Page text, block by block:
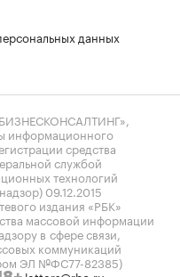
данных
информационного
средства
службой
технологий
09.12.2015
издания «РБК»
массовой информации
в сфере связи,
коммуникаций
ЭЛ №ФС77-82385)